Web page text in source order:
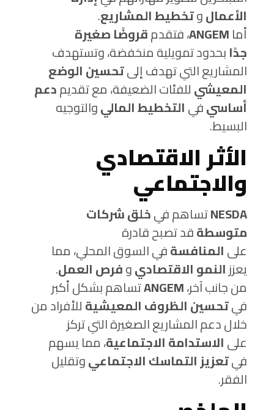
الأعمالوتخطيط المشاريع.
أماANGEM، فتقدمقروضًا صغيرة
جدًابحدود تمويلية منخفضة، وتستهدف
المشاريع التي تهدف إلىتحسين الوضع
المعيشيللفئات الضعيفة، مع تقديمدعم
أساسيفيالتخطيط الماليوالتوجيه
البسيط.
الأثر الاقتصادي
والاجتماعي
NESDAتساهم فيخلق شركات
متوسطةقد تصبح قادرة
علىالمنافسةفي السوق المحلي، مما
يعززالنمو الاقتصاديوفرص العمل.
من جانب آخر،ANGEMتساهم بشكل أكبر
فيتحسين الظروف المعيشيةللأفراد من
خلال دعم المشاريع الصغيرة التي تركز
علىالاستدامة الاجتماعية، مما يسهم
فيتعزيز التماسك الاجتماعيوتقليل
الفقر.